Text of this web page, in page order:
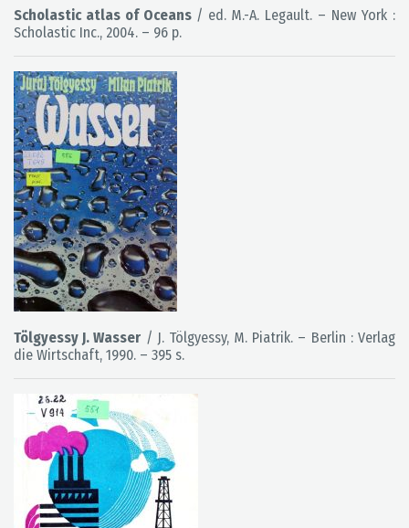
Scholastic atlas of Oceans / ed. M.-A. Legault. – New York :
Scholastic Inc., 2004. – 96 p.
Tölgyessy J. Wasser / J. Tölgyessy, M. Piatrik. – Berlin : Verlag
die Wirtschaft, 1990. – 395 s.